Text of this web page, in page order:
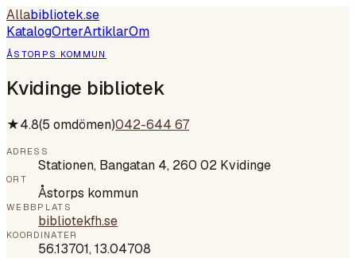
Allabibliotek.se
KatalogOrterArtiklarOm
ÅSTORPS KOMMUN
Kvidinge bibliotek
★4.8(5 omdömen)042-644 67
ADRESS
Stationen, Bangatan 4, 260 02 Kvidinge
ORT
Åstorps kommun
WEBBPLATS
bibliotekfh.se
KOORDINATER
56.13701,13.04708